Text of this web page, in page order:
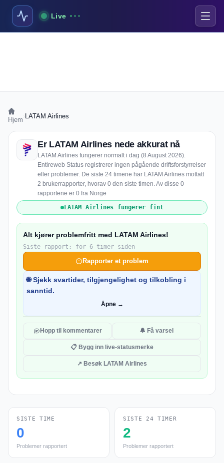
Live
Hjem LATAM Airlines
Er LATAM Airlines nede akkurat nå
LATAM Airlines fungerer normalt i dag (8 August 2026).
Entireweb Status registrerer ingen pågående driftsforstyrrelser
eller problemer. De siste 24 timene har LATAM Airlines mottatt
2 brukerrapporter, hvorav 0 den siste timen. Av disse 0
rapportene er 0 fra Norge
LATAM Airlines fungerer fint
Alt kjører problemfritt med LATAM Airlines!
Siste rapport: for 6 timer siden
Rapporter et problem
🌐 Sjekk svartider, tilgjengelighet og tilkobling i
sanntid.
Åpne →
Hopp til kommentarer 🔔 Få varsel
📋 Bygg inn live-statusmerke
↗ Besøk LATAM Airlines
SISTE TIME
0
Problemer rapportert
SISTE 24 TIMER
2
Problemer rapportert